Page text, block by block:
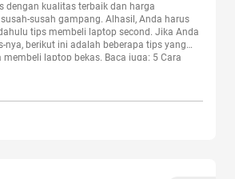
dengan kualitas terbaik dan harga
susah gampang. Alhasil, Anda harus
tips membeli laptop second. Jika Anda
nya, berikut ini adalah beberapa tips yang
membeli laptop bekas. Baca juga: 5 Cara